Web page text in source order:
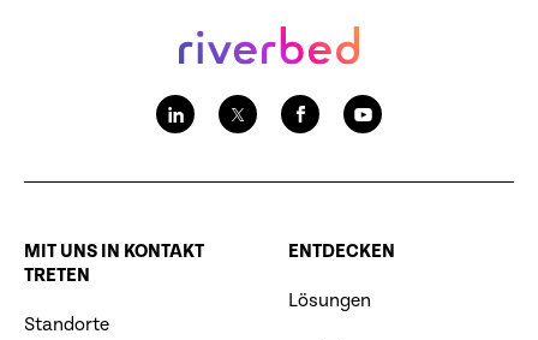
MIT UNS IN KONTAKT
TRETEN
Standorte
ENTDECKEN
Lösungen